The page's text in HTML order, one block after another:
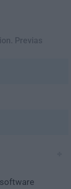
Previas